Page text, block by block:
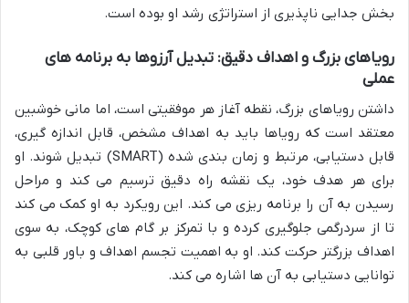
بخش جدایی ناپذیری از استراتژی رشد او بوده است.
رویاهای بزرگ و اهداف دقیق: تبدیل آرزوها به برنامه های
عملی
داشتن رویاهای بزرگ، نقطه آغاز هر موفقیتی است، اما مانی خوشبین
معتقد است که رویاها باید به اهداف مشخص، قابل اندازه گیری،
قابل دستیابی، مرتبط و زمان بندی شده (SMART) تبدیل شوند. او
برای هر هدف خود، یک نقشه راه دقیق ترسیم می کند و مراحل
رسیدن به آن را برنامه ریزی می کند. این رویکرد به او کمک می کند
تا از سردرگمی جلوگیری کرده و با تمرکز بر گام های کوچک، به سوی
اهداف بزرگتر حرکت کند. او به اهمیت تجسم اهداف و باور قلبی به
توانایی دستیابی به آن ها اشاره می کند.